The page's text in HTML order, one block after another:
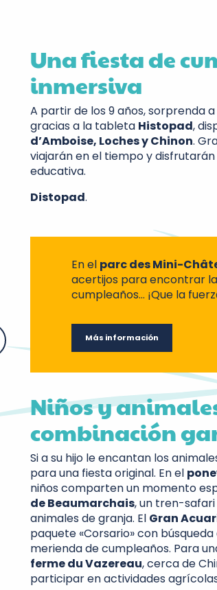
Una fiesta de
inmersiva
A partir de los 9 años, sorprenda
gracias a la tableta Histopad,
d’Amboise, Loches y Chinon.
viajarán en el tiempo y
educativa.
Distopad.
En el parc des Mini-
acertijos para encontrar
cumpleaños… ¡Que la
Más información
Niños y
combinación
Si a su hijo le encantan los
para una fiesta original. En el
niños comparten un momento
de Beaumarchais, un tren-
animales de granja. El Gran
paquete «Corsario» con
merienda de cumpleaños. Para
ferme du Vazereau, cerca de
participar en actividades